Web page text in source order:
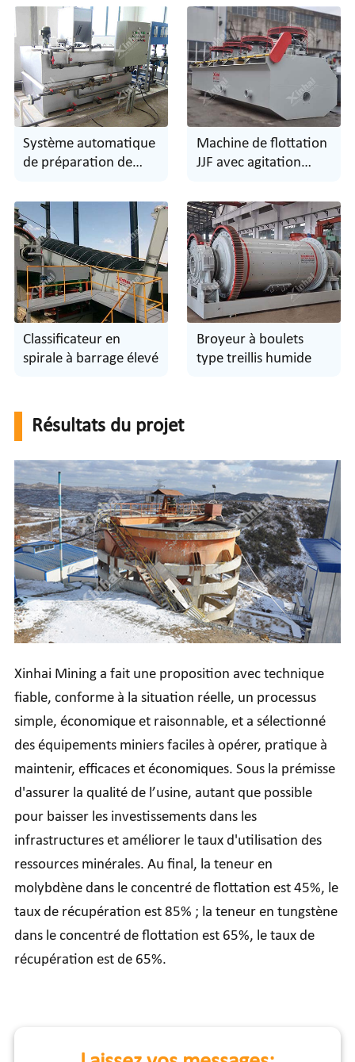
Système automatique
de préparation de
Machine de flottation
JJF avec agitation
Classificateur en
spirale à barrage élevé
Broyeur à boulets
type treillis humide
Résultats du projet
Xinhai Mining a fait une proposition avec technique
fiable, conforme à la situation réelle, un processus
simple, économique et raisonnable, et a sélectionné
des équipements miniers faciles à opérer, pratique à
maintenir, efficaces et économiques. Sous la prémisse
d'assurer la qualité de l’usine, autant que possible
pour baisser les investissements dans les
infrastructures et améliorer le taux d'utilisation des
ressources minérales. Au final, la teneur en
molybdène dans le concentré de flottation est 45%, le
taux de récupération est 85% ; la teneur en tungstène
dans le concentré de flottation est 65%, le taux de
récupération est de 65%.